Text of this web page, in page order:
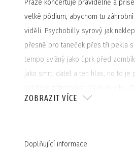
Praze koncertuje pravidelně a
velké pódium, abychom tu
viděli. Psychobilly syrový jak
přesně pro taneček přes tři pekla s
tempo svižný jako úprk před
jako smrti datel a ten hlas, no to je
a nikdo nikdy nebude jako oni.
tak vymazlený, že holkám samy
ZOBRAZIT VÍCE
Doplňující informace